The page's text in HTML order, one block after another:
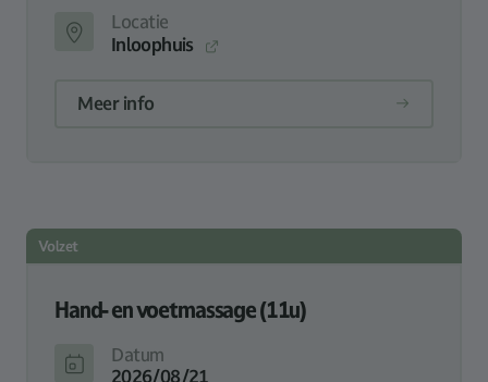
Locatie
Inloophuis
Meer info
Volzet
Hand- en voetmassage (11u)
Datum
2026/08/21